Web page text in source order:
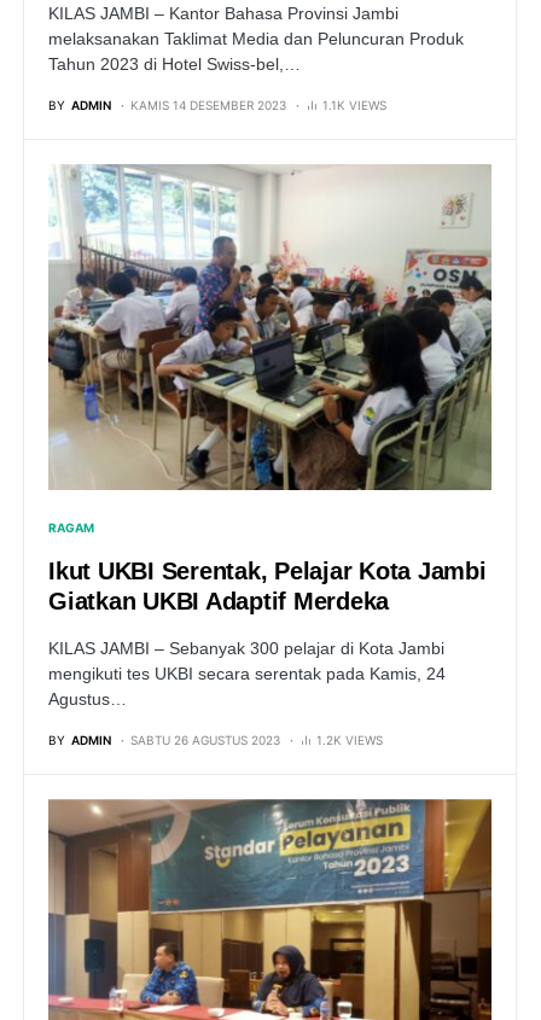
KILAS JAMBI – Kantor Bahasa Provinsi Jambi
melaksanakan Taklimat Media dan Peluncuran Produk
Tahun 2023 di Hotel Swiss-bel,…
BY ADMIN KAMIS 14 DESEMBER 2023 1.1K VIEWS
RAGAM
Ikut UKBI Serentak, Pelajar Kota Jambi
Giatkan UKBI Adaptif Merdeka
KILAS JAMBI – Sebanyak 300 pelajar di Kota Jambi
mengikuti tes UKBI secara serentak pada Kamis, 24
Agustus…
BY ADMIN SABTU 26 AGUSTUS 2023 1.2K VIEWS